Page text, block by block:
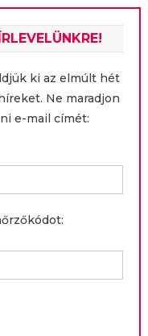
ki az elmúlt hét
Ne maradjon
e-mail címét: